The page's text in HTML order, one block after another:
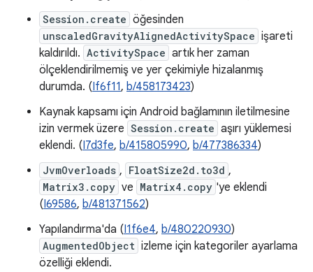
Session.create öğesinden
unscaledGravityAlignedActivitySpace işareti
kaldırıldı. ActivitySpace artık her zaman
ölçeklendirilmemiş ve yer çekimiyle hizalanmış
durumda. (If6f11, b/458173423)
Kaynak kapsamı için Android bağlamının iletilmesine
izin vermek üzere Session.create aşırı yüklemesi
eklendi. (I7d3fe, b/415805990, b/477386334)
JvmOverloads , FloatSize2d.to3d ,
Matrix3.copy ve Matrix4.copy 'ye eklendi
(I69586, b/481371562)
Yapılandırma'da (I1f6e4, b/480220930)
AugmentedObject izleme için kategoriler ayarlama
özelliği eklendi.